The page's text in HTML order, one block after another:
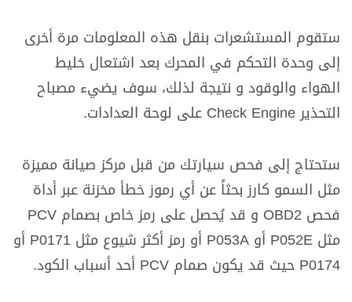
ستقوم المستشعرات بنقل هذه المعلومات مرة أخرى
إلى وحدة التحكم في المحرك بعد اشتعال خليط
الهواء والوقود و نتيجة لذلك، سوف يضيء مصباح
التحذير Check Engine على لوحة العدادات.
ستحتاج إلى فحص سيارتك من قبل مركز صيانة مميزة
مثل السمو كارز بحثاً عن أي رموز خطأ مخزنة عبر أداة
فحص OBD2 و قد يُحصل على رمز خاص بصمام PCV
مثل P052E أو P053A أو رمز أكثر شيوع مثل P0171 أو
P0174 حيث قد يكون صمام PCV أحد أسباب الكود.